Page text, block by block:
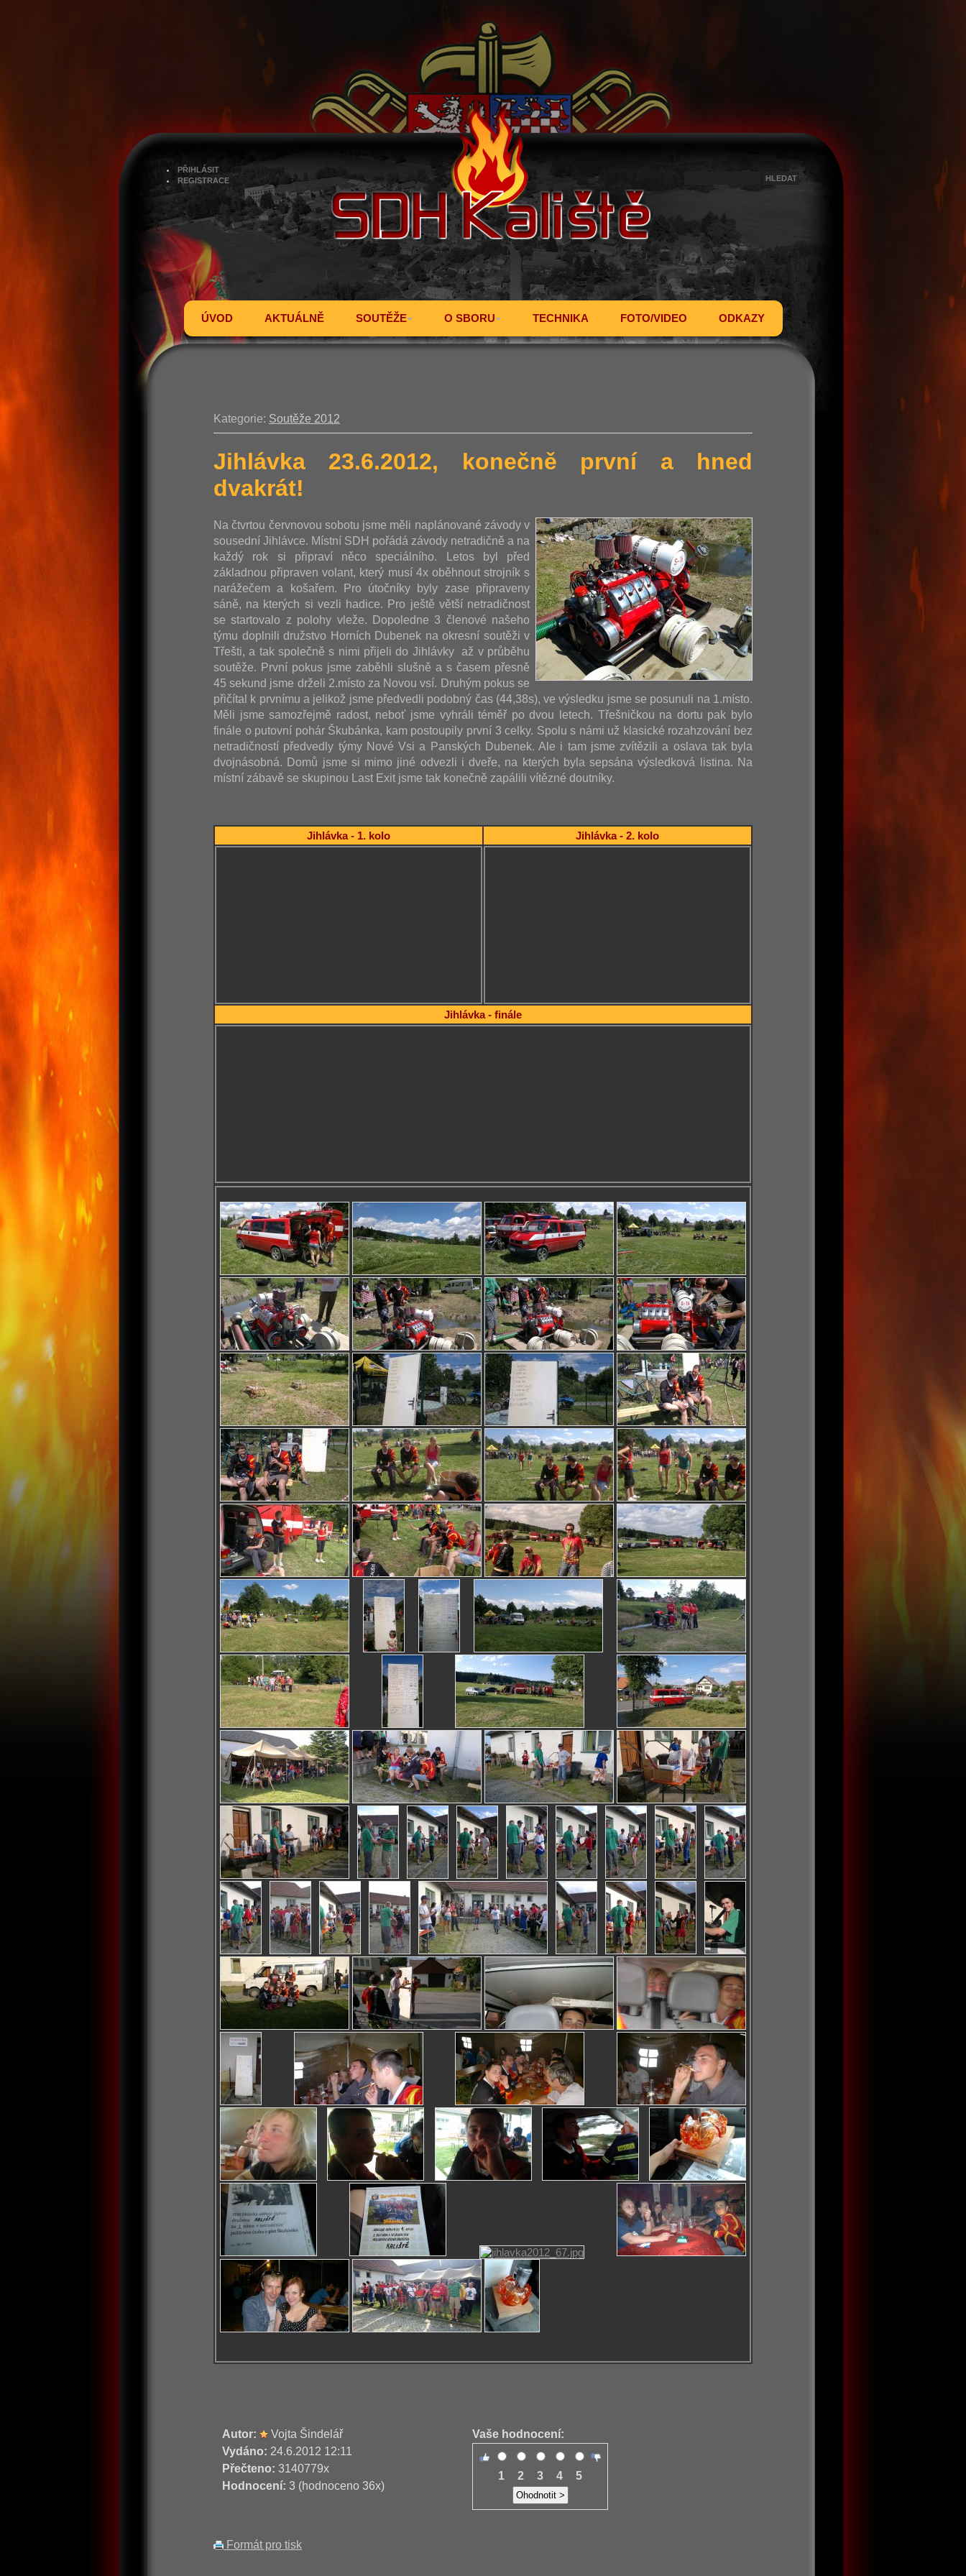
PŘIHLÁSIT
REGISTRACE
ÚVOD AKTUÁLNĚ SOUTĚŽE O SBORU TECHNIKA FOTO/VIDEO ODKAZY
Kategorie: Soutěže 2012
Jihlávka 23.6.2012, konečně první a hned
dvakrát!
Na čtvrtou červnovou sobotu jsme měli naplánované závody v
sousední Jihlávce. Místní SDH pořádá závody netradičně a na
každý rok si připraví něco speciálního. Letos byl před
základnou připraven volant, který musí 4x oběhnout strojník s
narážečem a košařem. Pro útočníky byly zase připraveny
sáně, na kterých si vezli hadice. Pro ještě větší netradičnost
se startovalo z polohy vleže. Dopoledne 3 členové našeho
týmu doplnili družstvo Horních Dubenek na okresní soutěži v
Třešti, a tak společně s nimi přijeli do Jihlávky až v průběhu
soutěže. První pokus jsme zaběhli slušně a s časem přesně
45 sekund jsme drželi 2.místo za Novou vsí. Druhým pokus se
přičítal k prvnímu a jelikož jsme předvedli podobný čas (44,38s), ve výsledku jsme se posunuli na 1.místo.
Měli jsme samozřejmě radost, neboť jsme vyhráli téměř po dvou letech. Třešničkou na dortu pak bylo
finále o putovní pohár Škubánka, kam postoupily první 3 celky. Spolu s námi už klasické rozahzování bez
netradičností předvedly týmy Nové Vsi a Panských Dubenek. Ale i tam jsme zvítězili a oslava tak byla
dvojnásobná. Domů jsme si mimo jiné odvezli i dveře, na kterých byla sepsána výsledková listina. Na
místní zábavě se skupinou Last Exit jsme tak konečně zapálili vítězné doutníky.
Jihlávka - 1. kolo Jihlávka - 2. kolo
Jihlávka - finále
Autor:
Vojta Šindelář
Vydáno: 24.6.2012 12:11
Přečteno: 3140779x
Hodnocení: 3 (hodnoceno 36x)
Vaše hodnocení:
1 2 3 4 5
Formát pro tisk